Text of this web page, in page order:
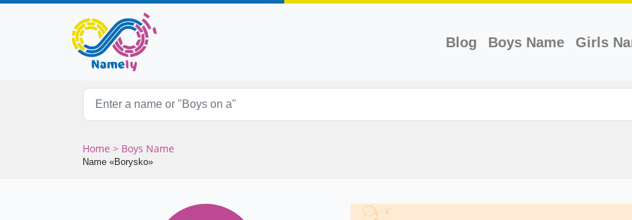
Blog Boys Name(current)
Girls
Home > Boys Name
Name «Borysko»